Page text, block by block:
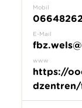
Mobil
E-Mail
www
https://